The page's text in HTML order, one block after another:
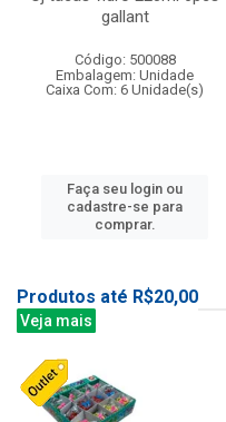
gallant
Código: 500088
Embalagem: Unidade
Caixa Com: 6 Unidade(s)
Faça seu login ou
cadastre-se para
comprar.
Produtos até R$20,00
Veja mais